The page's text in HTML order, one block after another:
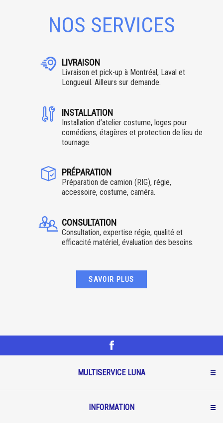
NOS SERVICES
LIVRAISON
Livraison et pick-up à Montréal, Laval et
Longueuil. Ailleurs sur demande.
INSTALLATION
Installation d’atelier costume, loges pour
comédiens, étagères et protection de lieu de
tournage.
PRÉPARATION
Préparation de camion (RIG), régie,
accessoire, costume, caméra.
CONSULTATION
Consultation, expertise régie, qualité et
efficacité matériel, évaluation des besoins.
SAVOIR PLUS
MULTISERVICE LUNA
INFORMATION